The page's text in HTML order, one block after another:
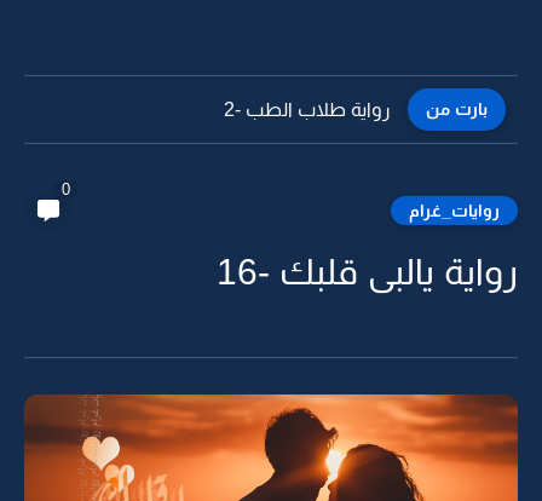
بارت من رواية طلاب الطب -1
روايات_غرام
0
رواية يالبى قلبك -16